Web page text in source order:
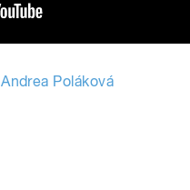
Andrea Poláková